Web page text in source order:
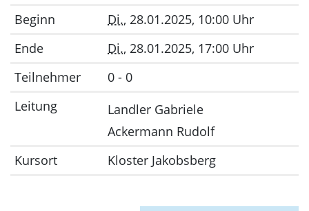
Beginn
Di., 28.01.2025, 10:00 Uhr
Ende
Di., 28.01.2025, 17:00 Uhr
Teilnehmer
0 - 0
Leitung
Landler Gabriele
Ackermann Rudolf
Kursort
Kloster Jakobsberg